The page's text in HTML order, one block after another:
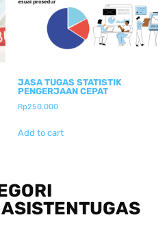
JASA TUGAS STATISTIK
PENGERJAAN CEPAT
Rp250.000
Add to cart